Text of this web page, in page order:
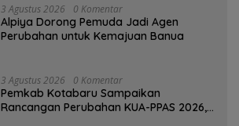
3 Agustus 2026 0 Komentar
‎Alpiya Dorong Pemuda Jadi Agen
Perubahan untuk Kemajuan Banua ‎
3 Agustus 2026 0 Komentar
Pemkab Kotabaru Sampaikan
Rancangan Perubahan KUA-PPAS 2026,